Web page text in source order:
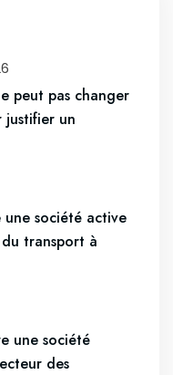
peut pas changer
justifier un
une société active
transport à
une société
des